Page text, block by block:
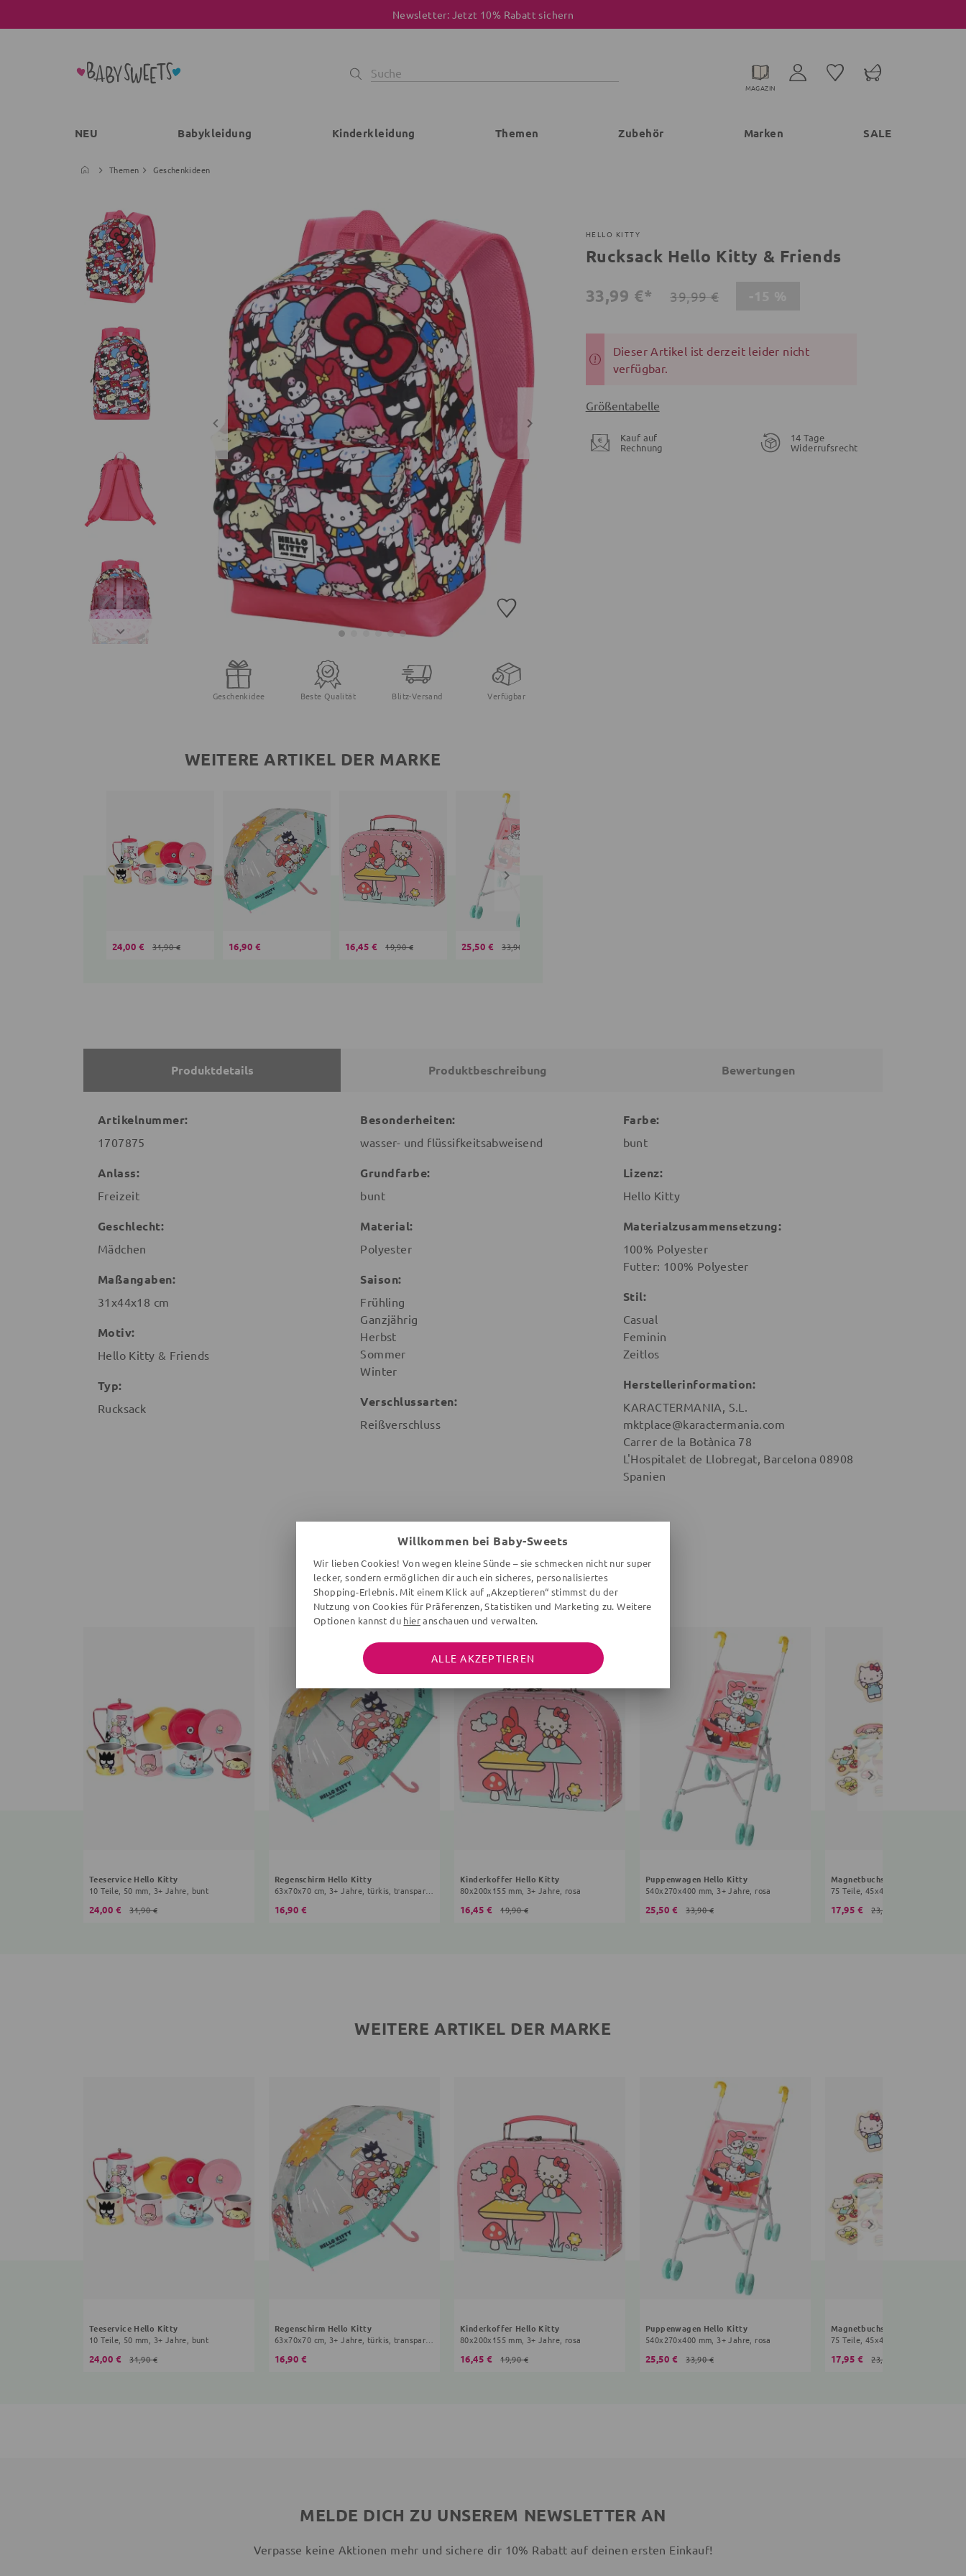
Newsletter: Jetzt 10% Rabatt sichern
MAGAZIN
NEU Babykleidung Kinderkleidung Themen Zubehör Marken SALE
Themen Geschenkideen
Geschenkidee Beste Qualität Blitz-Versand Verfügbar
WEITERE ARTIKEL DER MARKE
24,00 € 31,90 € 16,90 € 16,45 € 19,90 € 25,50 € 33,90 €
HELLO KITTY
Rucksack Hello Kitty & Friends
33,99 €*
39,99 €
Dieser Artikel ist derzeit leider nicht
verfügbar.
Größentabelle
Kauf auf
Rechnung
14 Tage
Widerrufsrecht
Produktdetails Produktbeschreibung Bewertungen
Artikelnummer:
1707875
Anlass:
Freizeit
Geschlecht:
Mädchen
Maßangaben:
31x44x18 cm
Motiv:
Hello Kitty & Friends
Typ:
Rucksack
Besonderheiten:
wasser- und flüssifkeitsabweisend
Grundfarbe:
bunt
Material:
Polyester
Saison:
Frühling
Ganzjährig
Herbst
Sommer
Winter
Verschlussarten:
Reißverschluss
Farbe:
bunt
Lizenz:
Hello Kitty
Materialzusammensetzung:
100% Polyester
Futter: 100% Polyester
Stil:
Casual
Feminin
Zeitlos
Herstellerinformation:
KARACTERMANIA, S.L.
mktplace@karactermania.com
Carrer de la Botànica 78
L'Hospitalet de Llobregat, Barcelona 08908
Spanien
WEITERE ARTIKEL DER MARKE
Teeservice Hello Kitty
10 Teile, 50 mm, 3+ Jahre, bunt
24,00 € 31,90 €
Regenschirm Hello Kitty
16,90 €
Kinderkoffer Hello Kitty
80x200x155 mm, 3+ Jahre, rosa
16,45 € 19,90 €
Puppenwagen Hello Kitty
540x270x400 mm, 3+ Jahre, rosa
25,50 € 33,90 €
Magnetbuchstaben Hello Kitty
75 Teile, 45x45x3 mm, 3+ Jahre,
17,95 € 23,90 €
WEITERE ARTIKEL DER MARKE
Teeservice Hello Kitty
10 Teile, 50 mm, 3+ Jahre, bunt
24,00 € 31,90 €
Regenschirm Hello Kitty
16,90 €
Kinderkoffer Hello Kitty
80x200x155 mm, 3+ Jahre, rosa
16,45 € 19,90 €
Puppenwagen Hello Kitty
540x270x400 mm, 3+ Jahre, rosa
25,50 € 33,90 €
Magnetbuchstaben Hello Kitty
75 Teile, 45x45x3 mm, 3+ Jahre,
17,95 € 23,90 €
MELDE DICH ZU UNSEREM NEWSLETTER AN
Verpasse keine Aktionen mehr und sichere dir 10% Rabatt auf deinen ersten Einkauf!
Willkommen bei Baby-Sweets
Wir lieben Cookies! Von wegen kleine Sünde – sie schmecken nicht nur super
lecker, sondern ermöglichen dir auch ein sicheres, personalisiertes
Shopping-Erlebnis. Mit einem Klick auf „Akzeptieren“ stimmst du der
Nutzung von Cookies für Präferenzen, Statistiken und Marketing zu. Weitere
Optionen kannst du hieranschauen und verwalten.
ALLE AKZEPTIEREN